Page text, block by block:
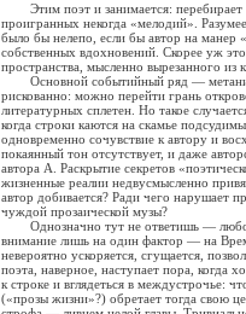
Этим поэт и занимается: перебирает
проигранных некогда «мелодий».
было бы нелепо, если бы автор на манер
собственных вдохновений. Скорее уж
пространства, мысленно вырезанного
Основной событийный ряд — метания
рискованно: можно перейти грань
литературных сплетен. Но такое
когда строки каются на скамье
одновременно сочувствие к автору и
покаянный тон отсутствует, и даже
автора А. Раскрытие секретов
жизненные реалии недвусмысленно
автор добивается? Ради чего нарушает
чуждой прозаической музы?
Однозначно тут не ответишь —
внимание лишь на один фактор — на
невероятно ускоряется, сгущается,
поэта, наверное, наступает пора, когда
к строке и вглядеться в междустрочье:
(«прозы жизни»?) обретает тогда свою